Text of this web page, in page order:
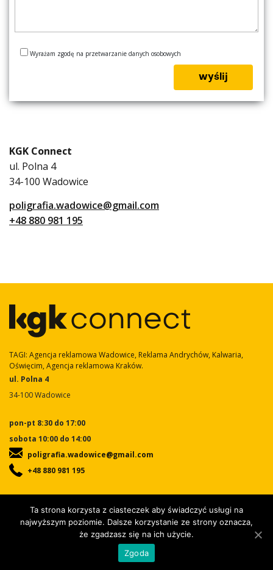
Wyrażam zgodę na przetwarzanie danych osobowych
KGK Connect
ul. Polna 4
34-100 Wadowice
poligrafia.wadowice@gmail.com
+48 880 981 195
TAGI: Agencja reklamowa Wadowice, Reklama Andrychów, Kalwaria,
Oświęcim, Agencja reklamowa Kraków.
ul. Polna 4
34-100 Wadowice
pon-pt 8:30 do 17:00
sobota 10:00 do 14:00
poligrafia.wadowice@gmail.com
+48 880 981 195
Ta strona korzysta z ciasteczek aby świadczyć usługi na
najwyższym poziomie. Dalsze korzystanie ze strony oznacza,
że zgadzasz się na ich użycie.
Zgoda